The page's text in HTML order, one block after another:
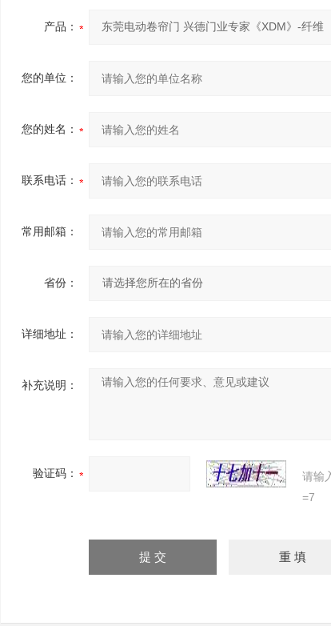
产品：
您的单位：
您的姓名：
联系电话：
常用邮箱：
省份：
详细地址：
补充说明：
验证码：
请输
=7